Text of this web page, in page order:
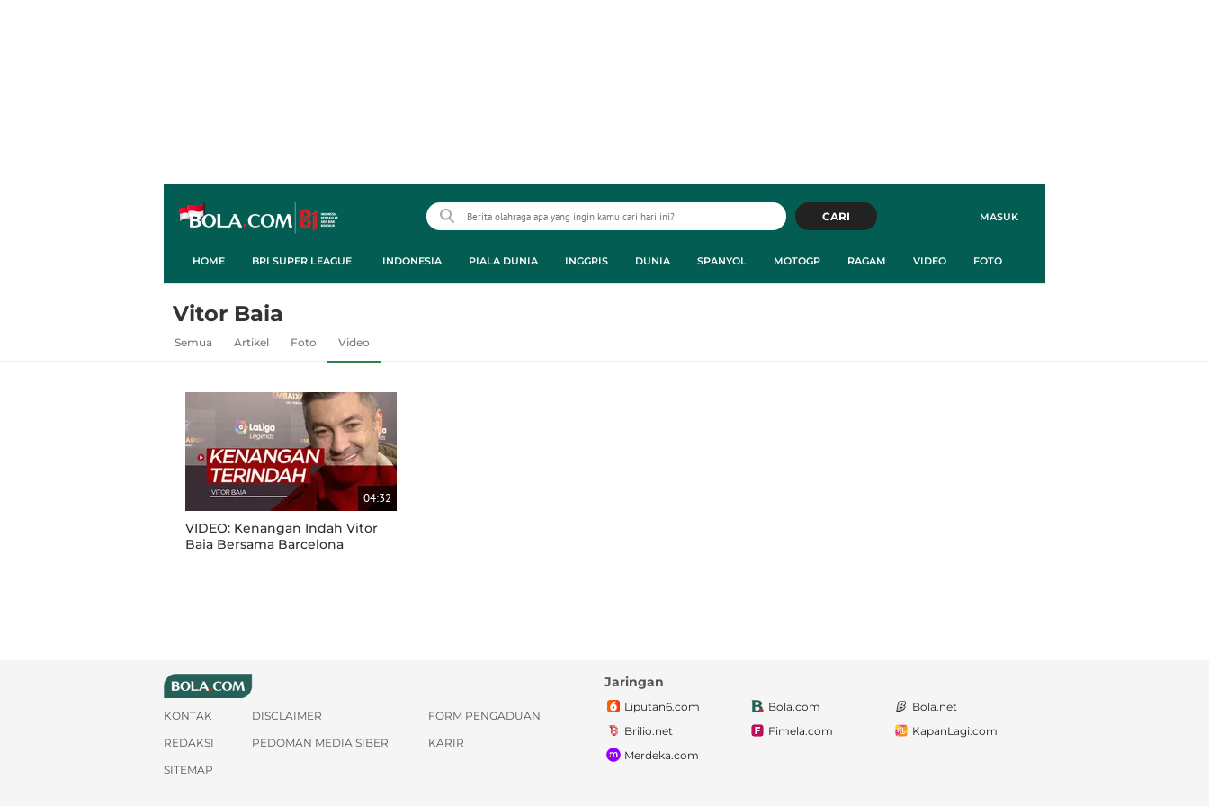
MASUK
CARI
HOME BRI SUPER LEAGUE INDONESIA PIALA DUNIA INGGRIS DUNIA SPANYOL MOTOGP RAGAM VIDEO FOTO
Vitor Baia
Semua Artikel Foto Video
04:32
VIDEO: Kenangan Indah Vitor
Baia Bersama Barcelona
KONTAK DISCLAIMER
FORM PENGADUAN
REDAKSI
PEDOMAN MEDIA SIBER
KARIR
SITEMAP
Jaringan
Liputan6.com Bola.com
Bola.net
Brilio.net
Fimela.com
KapanLagi.com
Merdeka.com